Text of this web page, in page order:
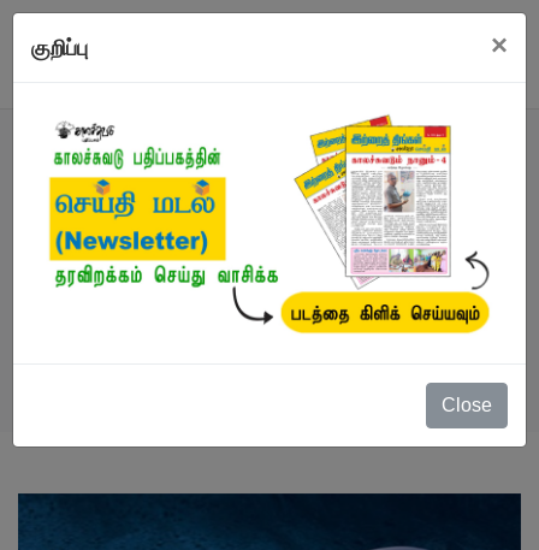
குறிப்பு ×
Close
நூல்கள் / விருதுபெற்ற எழுத்தாளர் / ஜி. நாகராஜன்
நினைவோடை